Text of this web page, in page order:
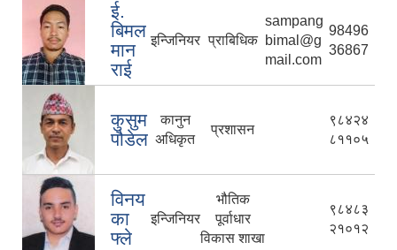
ई.
बिमल
मान
राई
इन्जिनियर प्राबिधिक
sampang
bimal@g
mail.com
98496
36867
कुसुम
पौडेल
कानुन
अधिकृत
प्रशासन
९८४२४
८११०५
विनय
का
फ्ले
इन्जिनियर
भौतिक
पूर्वाधार
विकास शाखा
९८४८३
२१०१२